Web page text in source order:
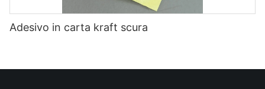
Adesivo in carta kraft scura